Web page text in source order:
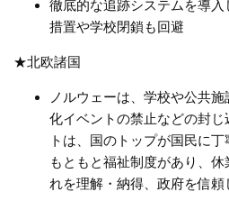
徹底的な追跡システムを導入
措置や学校閉鎖も回避
★北欧諸国
ノルウェーは、学校や公共
化イベントの禁止などの封
トは、国のトップが国民に丁
もともと福祉制度があり、
れを理解・納得、政府を信頼